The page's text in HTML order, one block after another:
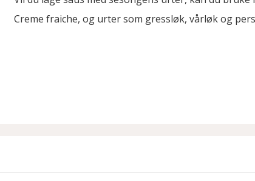
Creme fraiche, og urter som gressløk, vårløk og